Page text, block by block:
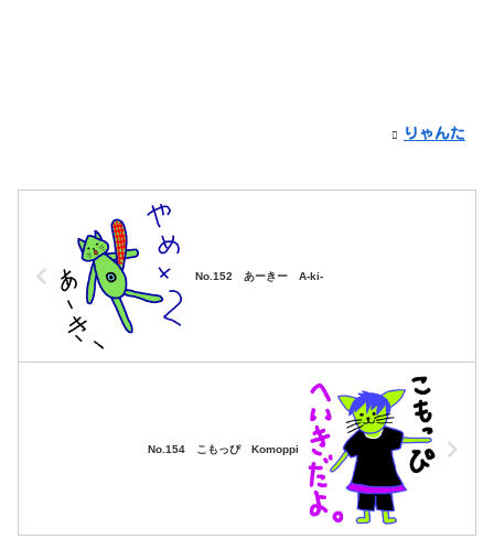
りゃんた
No.152 あーきー A-ki-
No.154 こもっぴ Komoppi